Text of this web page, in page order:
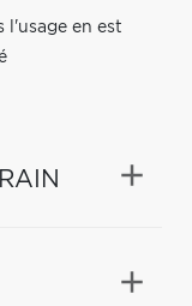
l'usage en est